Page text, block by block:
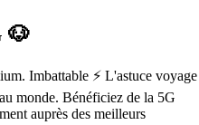
🐶
Imbattable ⚡️ L'astuce voyage
monde. Bénéficiez de la 5G
auprès des meilleurs